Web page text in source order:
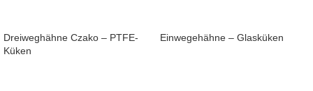
Dreiweghähne Czako – PTFE-
Küken
Einwegehähne – Glasküken